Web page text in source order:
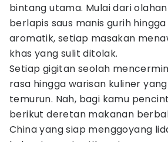
bintang utama. Mulai dari
berlapis saus manis gurih
aromatik, setiap masakan
khas yang sulit ditolak.
Setiap gigitan seolah
rasa hingga warisan kuliner
temurun. Nah, bagi kamu
berikut deretan makanan
China yang siap menggoyang